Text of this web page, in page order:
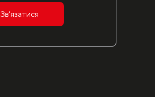
Зв'язатися